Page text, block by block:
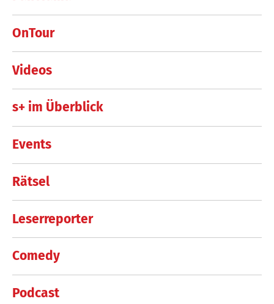
OnTour
Videos
s+ im Überblick
Events
Rätsel
Leserreporter
Comedy
Podcast